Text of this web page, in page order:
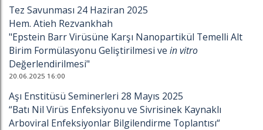
Tez Savunması 24 Haziran 2025
Hem. Atieh Rezvankhah
"Epstein Barr Virüsüne Karşı Nanopartikül Temelli Alt
Birim Formülasyonu Geliştirilmesi ve in vitro
Değerlendirilmesi"
20.06.2025 16:00
Aşı Enstitüsü Seminerleri 28 Mayıs 2025
“Batı Nil Virüs Enfeksiyonu ve Sivrisinek Kaynaklı
Arboviral Enfeksiyonlar Bilgilendirme Toplantısı“